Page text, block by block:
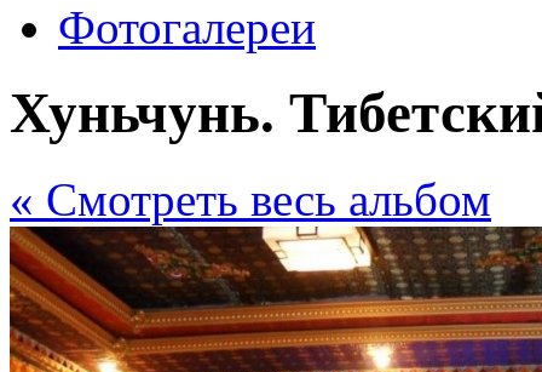
Фотогалереи
Хуньчунь.
« Cмотреть весь альбом